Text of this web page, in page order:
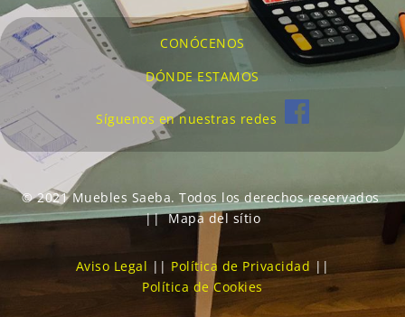
CONÓCENOS
DÓNDE ESTAMOS
Síguenos en nuestras redes
© 2021 Muebles Saeba. Todos los derechos reservados
|| Mapa del sítio
Aviso Legal || Política de Privacidad ||
Política de Cookies